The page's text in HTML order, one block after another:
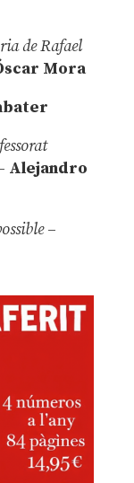
de Rafael
Mora
Alejandro
–